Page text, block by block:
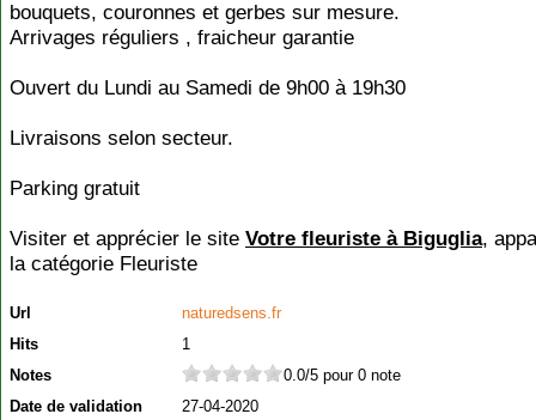
bouquets, couronnes et gerbes sur mesure.
Arrivages réguliers , fraicheur garantie
Ouvert du Lundi au Samedi de 9h00 à 19h30
Livraisons selon secteur.
Parking gratuit
Visiter et apprécier le site Votre fleuriste à Biguglia,
la catégorie Fleuriste
Url
naturedsens.fr
Hits
1
Notes
0.0/5 pour 0 note
Date de validation
27-04-2020